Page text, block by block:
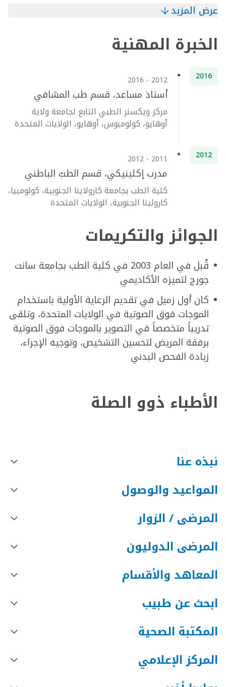
عرض المزيد
الخبرة المهنية
2016
2012 - 2016
أستاذ مساعد، قسم طب المشافي
مركز ويكسنر الطبي التابع لجامعة ولاية
أوهايو، كولومبوس، أوهايو، الولايات المتحدة
2012
2011 - 2012
مدرب إكلينيكي، قسم الطبّ الباطني
كلية الطب بجامعة كارولاينا الجنوبية، كولومبيا،
كارولينا الجنوبية، الولايات المتحدة
الجوائز والتكريمات
قُبل في العام 2003 في كلية الطب بجامعة سانت
جورج لتميزه الأكاديمي
كان أول زميل في تقديم الرعاية الأولية باستخدام
الموجات فوق الصوتية في الولايات المتحدة، وتلقى
تدريباً متخصصاً في التصوير بالموجات فوق الصوتية
برفقة المريض لتحسين التشخيص، وتوجيه الإجراء،
زيادة الفحص البدني
الأطباء ذوو الصلة
نبذه عنا
المواعيد والوصول
المرضى / الزوار
المرضى الدوليون
المعاهد والأقسام
ابحث عن طبيب
المكتبة الصحية
المركز الإعلامي